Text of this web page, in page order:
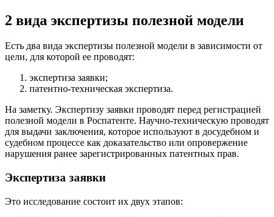
2 вида экспертизы полезной модели
Есть два вида экспертизы полезной модели в зависимости от
цели, для которой ее проводят:
экспертиза заявки;
патентно-техническая экспертиза.
На заметку. Экспертизу заявки проводят перед регистрацией
полезной модели в Роспатенте. Научно-техническую проводят
для выдачи заключения, которое используют в досудебном и
судебном процессе как доказательство или опровержение
нарушения ранее зарегистрированных патентных прав.
Экспертиза заявки
Это исследование состоит их двух этапов: